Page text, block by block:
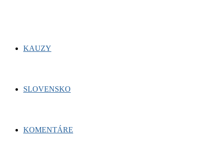
KAUZY
SLOVENSKO
KOMENTÁRE